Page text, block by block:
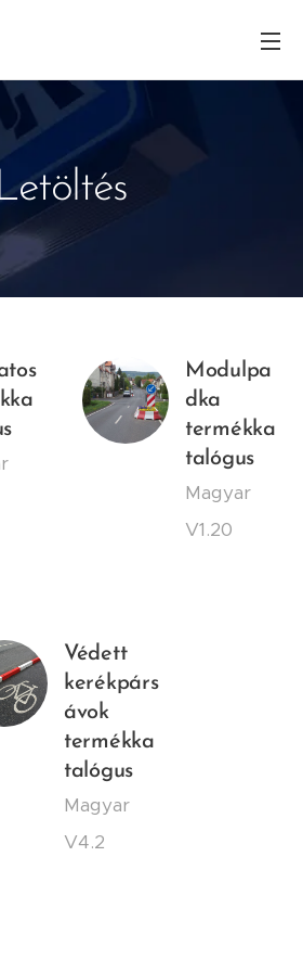
Modulpa
dka
termékka
talógus
Magyar
V1.20
Védett
kerékpárs
ávok
termékka
talógus
Magyar
V4.2